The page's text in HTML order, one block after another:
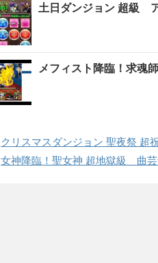
土日ダンジョン 超級
メフィスト降臨！求魂
クリスマスダンジョン 聖夜祭
女神降臨！聖女神 超地獄級 曲